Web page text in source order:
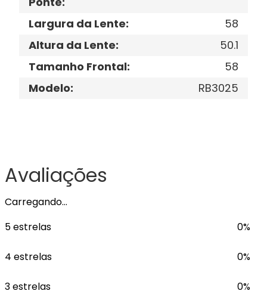
Largura da Lente:
58
Altura da Lente:
50.1
Tamanho Frontal:
58
Modelo: RB3025
Avaliações
Carregando…
5 estrelas
0%
4 estrelas 0%
3 estrelas 0%